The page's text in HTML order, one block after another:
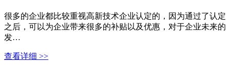
很多的企业都比较重视高新技术企业认定的，因为通过了认定
之后，可以为企业带来很多的补贴以及优惠，对于企业未来的
发…
查看详细 >>